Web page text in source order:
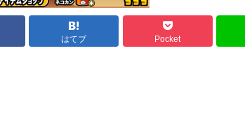
はてブ Pocket